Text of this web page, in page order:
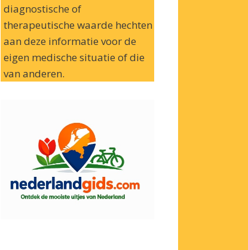
diagnostische of
therapeutische waarde hechten
aan deze informatie voor de
eigen medische situatie of die
van anderen.